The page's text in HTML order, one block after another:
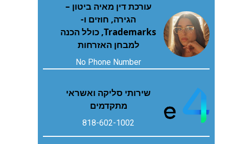
עורכת דין מאיה ביטון –
הגירה, חוזים ו-
Trademarks, כולל הכנה
למבחן האזרחות
No Phone Number
שירותי סליקה ואשראי
מתקדמים
818-602-1002